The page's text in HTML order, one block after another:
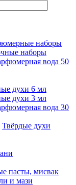
наборы
наборы
вода 50
духи 6 мл
духи 3 мл
вода 30
Твёрдые духи
пасты, мисвак